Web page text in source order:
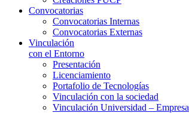
Convocatorias
Convocatorias Internas
Convocatorias Externas
Vinculación
con el Entorno
Presentación
Licenciamiento
Portafolio de Tecnologías
Vinculación con la sociedad
Vinculación Universidad – Empresa